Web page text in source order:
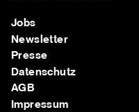
Jobs
Newsletter
Presse
Datenschutz
AGB
Impressum